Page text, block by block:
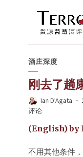
酒庄深度
刚去了趟
Ian D'Agata
评论
(English) by
不用其他条件